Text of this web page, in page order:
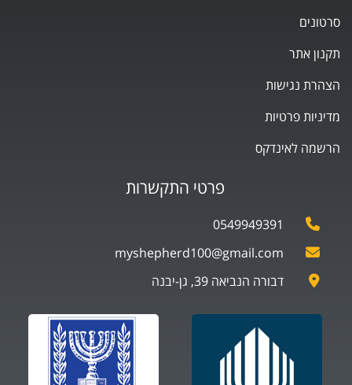
פרטי התקשרות
0549949391
myshepherd100@gmail.com
דבורה הנביאה 39, גן-יבנה
סרטונים
תקנון אתר
הצהרת נגישות
מדיניות פרטיות
הרשמה לאינדקס